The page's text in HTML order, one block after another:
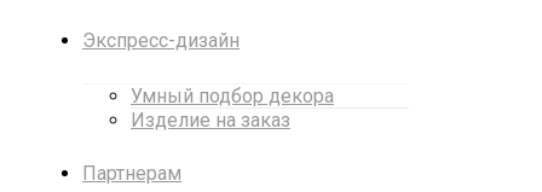
Экспресс-дизайн
Умный подбор декора
Изделие на заказ
Партнерам